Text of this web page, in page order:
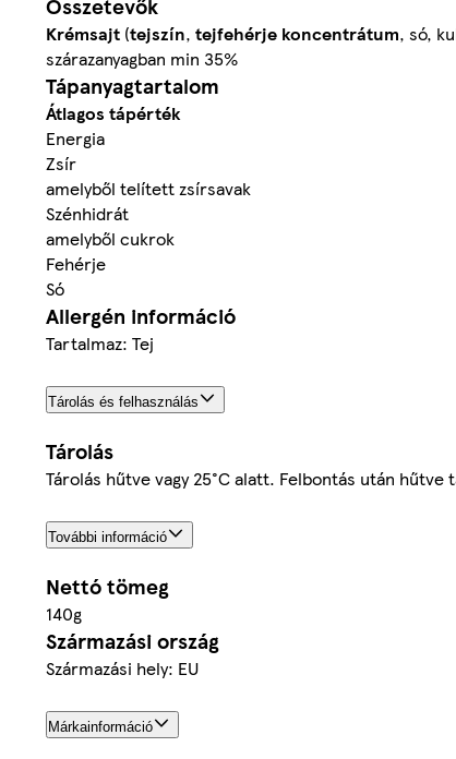
Összetevők
Krémsajt (tejszín, tejfehérje koncentrátum, só,
szárazanyagban min 35%
Tápanyagtartalom
Átlagos tápérték
Energia
Zsír
amelyből telített zsírsavak
Szénhidrát
amelyből cukrok
Fehérje
Só
Allergén információ
Tartalmaz: Tej
Tárolás és felhasználás
Tárolás
Tárolás hűtve vagy 25°C alatt. Felbontás után
További információ
Nettó tömeg
140g
Származási ország
Származási hely: EU
Márkainformáció